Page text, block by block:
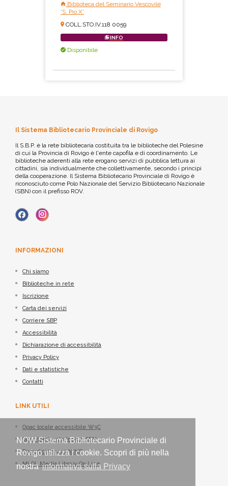
NOW Sistema Bibliotecario Provinciale di
Rovigo utilizza i cookie. Scopri di più nella
nostrainformativa sulla Privacy
Biblioteca del Seminario Vescovile
'S. Pio X'
COLL.STO.IV.118 0059
INFO
Disponibile
Il Sistema Bibliotecario Provinciale di Rovigo
Il S.B.P. è la rete bibliotecaria costituita tra le biblioteche del Polesine
di cui la Provincia di Rovigo è l'ente capofila e di coordinamento. Le
biblioteche aderenti alla rete erogano servizi di pubblica lettura ai
cittadini, sia individualmente che collettivamente, secondo i principi
della cooperazione. Il Sistema Bibliotecario Provinciale di Rovigo è
riconosciuto come Polo Nazionale del Servizio Bibliotecario Nazionale
(SBN) con il prefisso ROV.
INFORMAZIONI
Chi siamo
Biblioteche in rete
Iscrizione
Carta dei servizi
Corriere SBP
Accessibilità
Dichiarazione di accessibilità
Privacy Policy
Dati e statistiche
Contatti
LINK UTILI
Opac locale accessibile W3C
Opac Nazionale Indice SBN
Periodici italiani ACNP
MLOL Media Library On Line